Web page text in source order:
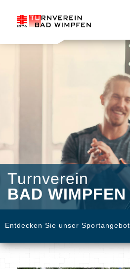
Turnverein
BAD WIMPFEN
Entdecken Sie unser Sportangebot